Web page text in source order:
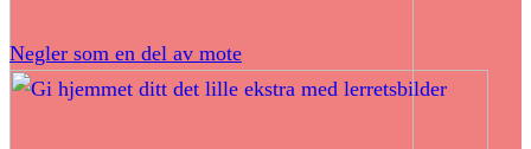
Negler som en del av mote